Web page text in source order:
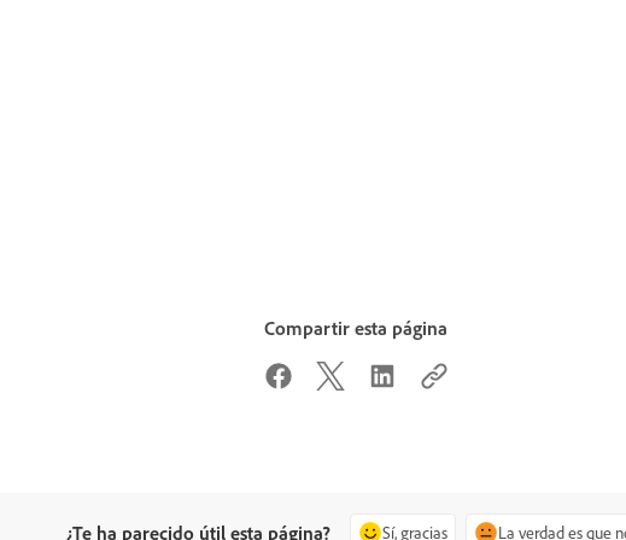
Compartir esta página
¿Te ha parecido útil esta página? Sí, gracias La verdad es que